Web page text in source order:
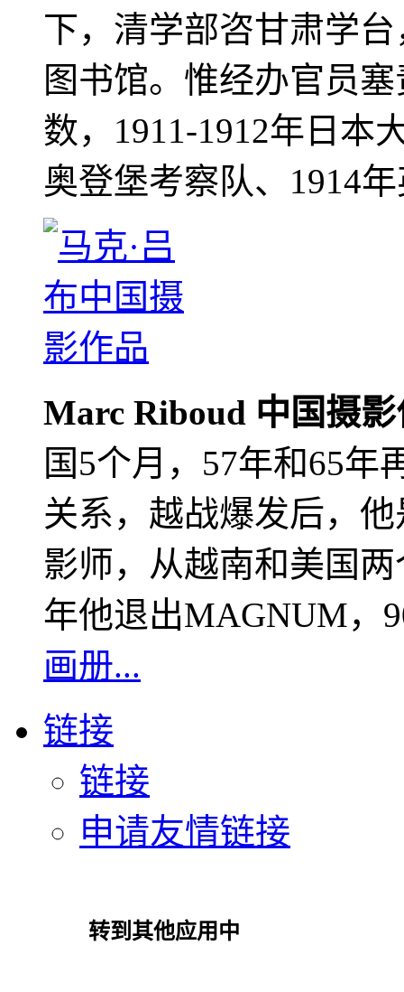
下，清学部咨甘肃学
图书馆。惟经办官员
数，1911-1912年日本
奥登堡考察队、1914
Marc Riboud 中国摄
国5个月，57年和65年
关系，越战爆发后，
影师，从越南和美国
年他退出MAGNUM，
画册...
链接
链接
申请友情链接
转到其他应用中